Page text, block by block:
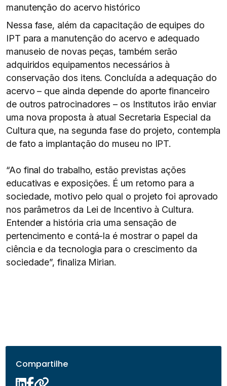
manutenção do acervo histórico
Nessa fase, além da capacitação de equipes do
IPT para a manutenção do acervo e adequado
manuseio de novas peças, também serão
adquiridos equipamentos necessários à
conservação dos itens. Concluída a adequação do
acervo – que ainda depende do aporte financeiro
de outros patrocinadores – os Institutos irão enviar
uma nova proposta à atual Secretaria Especial da
Cultura que, na segunda fase do projeto, contempla
de fato a implantação do museu no IPT.
“Ao final do trabalho, estão previstas ações
educativas e exposições. É um retorno para a
sociedade, motivo pelo qual o projeto foi aprovado
nos parâmetros da Lei de Incentivo à Cultura.
Entender a história cria uma sensação de
pertencimento e contá-la é mostrar o papel da
ciência e da tecnologia para o crescimento da
sociedade”, finaliza Mirian.
Compartilhe